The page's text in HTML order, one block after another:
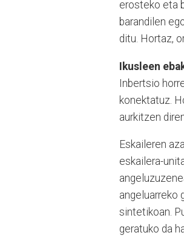
erosteko eta
barandilen
ditu. Hortaz,
Ikusleen
Inbertsio
konektatuz.
aurkitzen
Eskaileren
eskailera-
angeluarreko
sintetikoan.
geratuko da